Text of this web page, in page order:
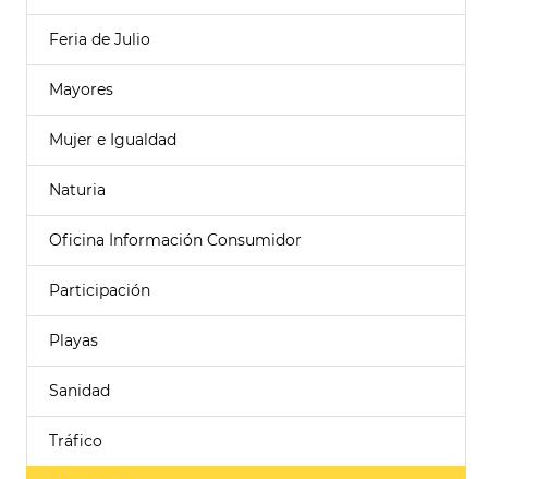
Feria de Julio
Mayores
Mujer e Igualdad
Naturia
Oficina Información Consumidor
Participación
Playas
Sanidad
Tráfico